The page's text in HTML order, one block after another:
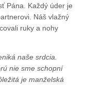
Pána. Každý úder je
Náš vlažný
ruky a nohy
naše srdcia.
nie sme schopní
je manželská